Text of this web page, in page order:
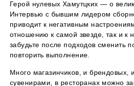
Герой нулевых Хамутцких — о
Интервью с бывшим лидером
приводит к негативным
отношению к самой звезде, так и к
забудьте после подходов сменить
повторить выполнение.
Много магазинчиков, и брендовых,
сувенирами, в ресторанах можно